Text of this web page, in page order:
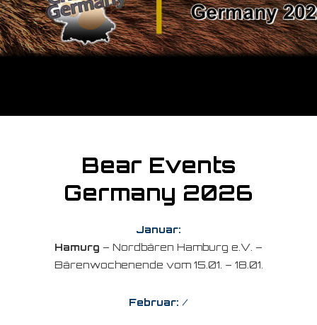
Bear Events
Germany 2026
Januar:
Hamurg – Nordbären Hamburg e.V. –
Bärenwochenende vom 15.01. – 18.01.
Februar: /